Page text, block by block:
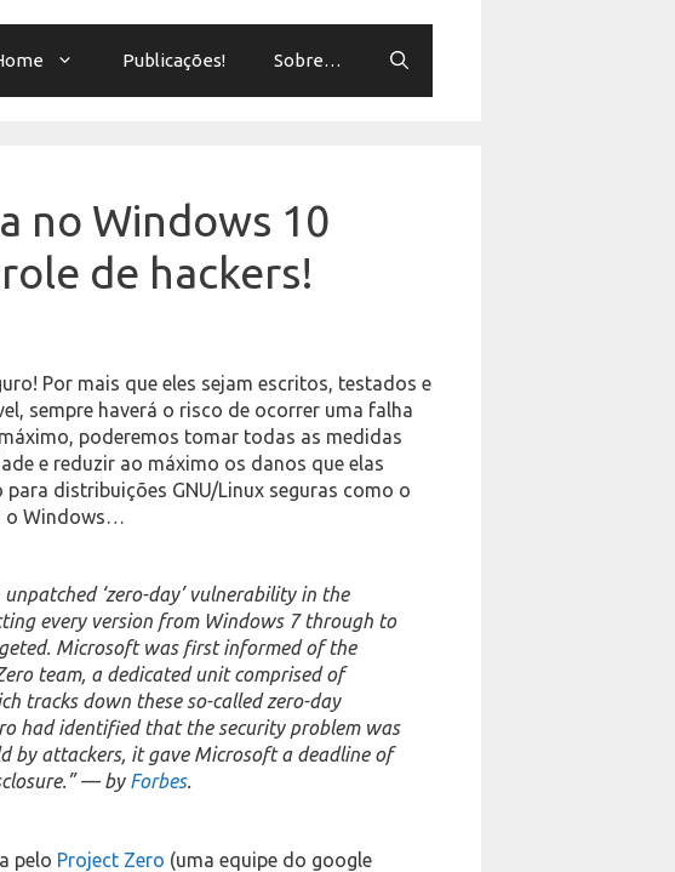
Publicações! Sobre…
no Windows 10
de hackers!
Por mais que eles sejam escritos, testados e
sempre haverá o risco de ocorrer uma falha
poderemos tomar todas as medidas
e reduzir ao máximo os danos que elas
distribuições GNU/Linux seguras como o
o Windows…
‘zero-day’ vulnerability in the
every version from Windows 7 through to
Microsoft was first informed of the
team, a dedicated unit comprised of
tracks down these so-called zero-day
had identified that the security problem was
by attackers, it gave Microsoft a deadline of
— by Forbes.
pelo Project Zero (uma equipe do google